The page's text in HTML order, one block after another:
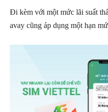
Đi kèm với một mức lãi suất
avay cũng áp dụng một hạn